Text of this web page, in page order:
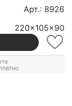
Арт.: 8926
220x105x90